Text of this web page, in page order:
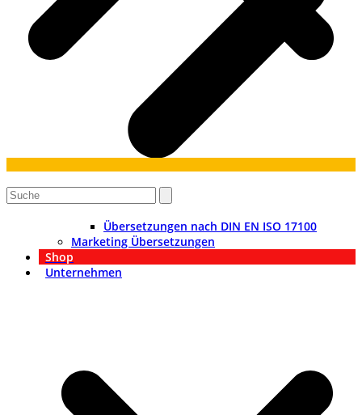
Übersetzungen nach DIN EN ISO 17100
Marketing Übersetzungen
Shop
Unternehmen
den
Anfang
Search